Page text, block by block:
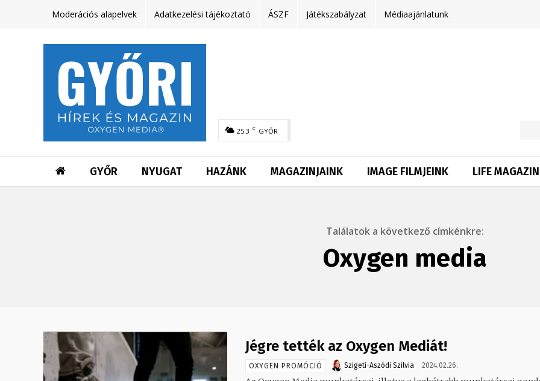
Moderációs alapelvek Adatkezelési tájékoztató ÁSZF Játékszabályzat Médiaajánlatunk
25.3 C GYŐR
GYŐR NYUGAT HAZÁNK MAGAZINJAINK IMAGE FILMJEINK LIFE MAGAZIN
Találatok a következő címkénkre:
Oxygen media
Jégre tették az Oxygen Mediát!
OXYGEN PROMÓCIÓ Szigeti-Aszódi Szilvia 2024.02.26.